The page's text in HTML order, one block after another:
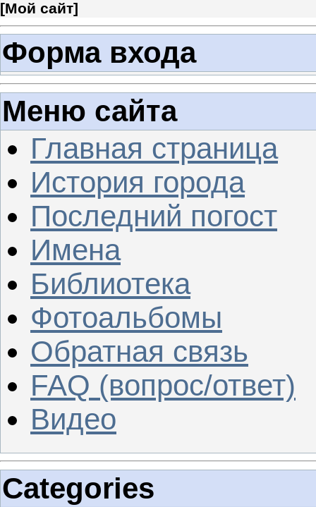
[Мой сайт]
Форма входа
Меню сайта
Главная страница
История города
Последний погост
Имена
Библиотека
Фотоальбомы
Обратная связь
FAQ (вопрос/ответ)
Видео
Categories